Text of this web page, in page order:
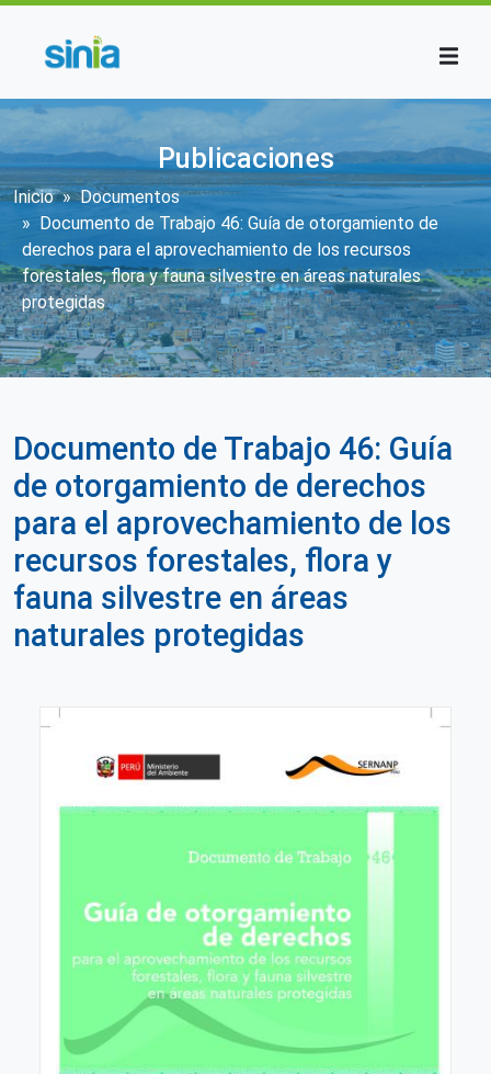
Publicaciones
Sobrescribir enlaces de ayuda a la
Inicio
Documentos
Documento de Trabajo 46: Guía de otorgamiento de
derechos para el aprovechamiento de los recursos
forestales, flora y fauna silvestre en áreas naturales
protegidas
Documento de Trabajo 46: Guía
de otorgamiento de derechos
para el aprovechamiento de los
recursos forestales, flora y
fauna silvestre en áreas
naturales protegidas